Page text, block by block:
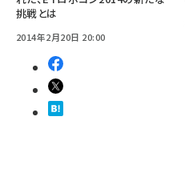
挑戦とは
2014年2月20日 20:00